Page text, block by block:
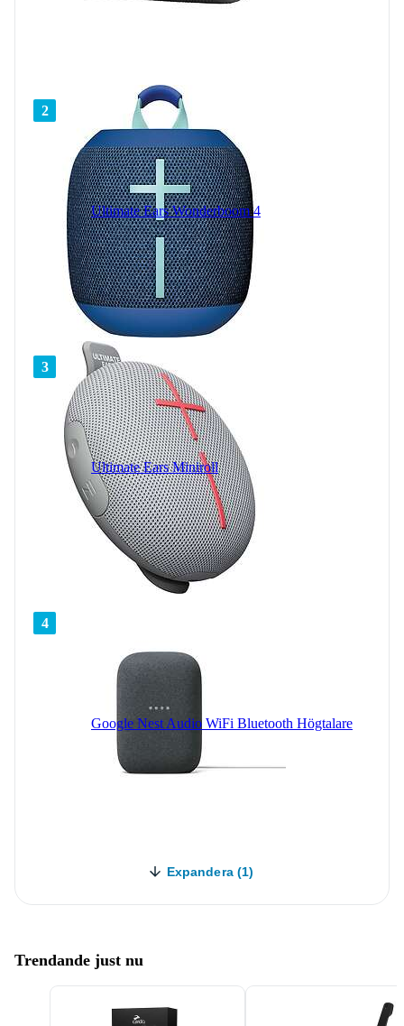
2
Ultimate Ears Wonderboom 4
3
Ultimate Ears Miniroll
4
Google Nest Audio WiFi Bluetooth Högtalare
Expandera (1)
Trendande just nu